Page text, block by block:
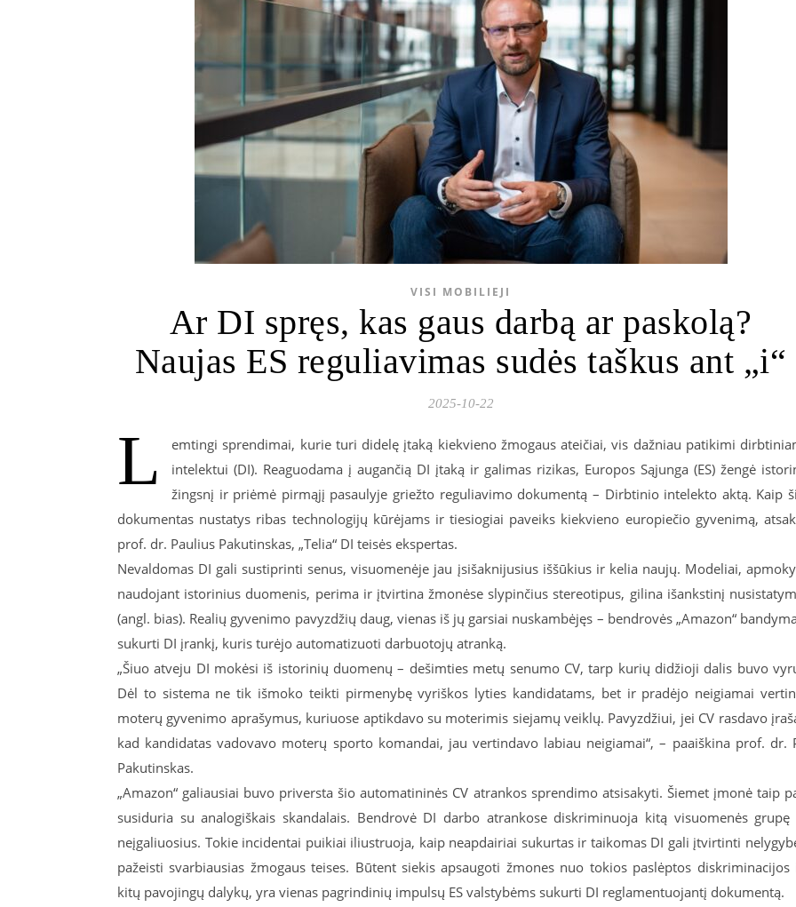
VISI MOBILIEJI
Ar DI spręs, kas gaus darbą ar paskolą?
Naujas ES reguliavimas sudės taškus ant „i“
2025-10-22
L
emtingi sprendimai, kurie turi didelę įtaką kiekvieno žmogaus ateičiai, vis dažniau patikimi
intelektui (DI). Reaguodama į augančią DI įtaką ir galimas rizikas, Europos Sąjunga (ES) žengė
žingsnį ir priėmė pirmąjį pasaulyje griežto reguliavimo dokumentą – Dirbtinio intelekto aktą. Kaip
dokumentas nustatys ribas technologijų kūrėjams ir tiesiogiai paveiks kiekvieno europiečio gyvenimą,
prof. dr. Paulius Pakutinskas, „Telia“ DI teisės ekspertas.
Nevaldomas DI gali sustiprinti senus, visuomenėje jau įsišaknijusius iššūkius ir kelia naujų. Modeliai,
naudojant istorinius duomenis, perima ir įtvirtina žmonėse slypinčius stereotipus, gilina išankstinį
(angl. bias). Realių gyvenimo pavyzdžių daug, vienas iš jų garsiai nuskambėjęs – bendrovės „Amazon“
sukurti DI įrankį, kuris turėjo automatizuoti darbuotojų atranką.
„Šiuo atveju DI mokėsi iš istorinių duomenų – dešimties metų senumo CV, tarp kurių didžioji dalis buvo
Dėl to sistema ne tik išmoko teikti pirmenybę vyriškos lyties kandidatams, bet ir pradėjo neigiamai
moterų gyvenimo aprašymus, kuriuose aptikdavo su moterimis siejamų veiklų. Pavyzdžiui, jei CV rasdavo
kad kandidatas vadovavo moterų sporto komandai, jau vertindavo labiau neigiamai“, – paaiškina prof. dr.
Pakutinskas.
„Amazon“ galiausiai buvo priversta šio automatininės CV atrankos sprendimo atsisakyti. Šiemet įmonė taip
susiduria su analogiškais skandalais. Bendrovė DI darbo atrankose diskriminuoja kitą visuomenės grupę
neįgaliuosius. Tokie incidentai puikiai iliustruoja, kaip neapdairiai sukurtas ir taikomas DI gali įtvirtinti
pažeisti svarbiausias žmogaus teises. Būtent siekis apsaugoti žmones nuo tokios paslėptos diskriminacijos
kitų pavojingų dalykų, yra vienas pagrindinių impulsų ES valstybėms sukurti DI reglamentuojantį dokumentą.